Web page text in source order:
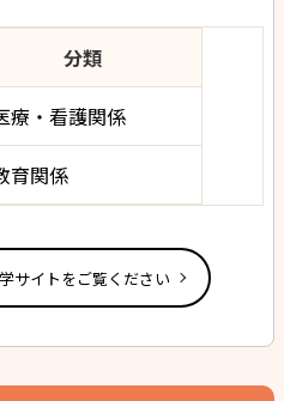
分類
療・看護関係
育関係
サイトをご覧ください